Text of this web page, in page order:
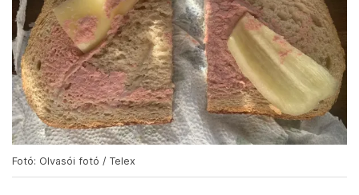
Fotó: Olvasói fotó / Telex